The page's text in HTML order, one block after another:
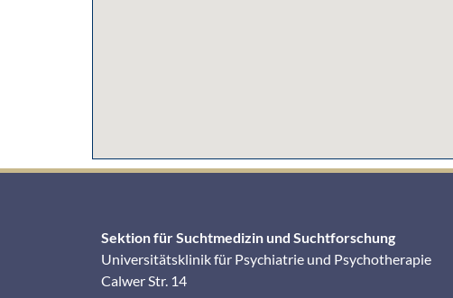
Sektion für Suchtmedizin und Suchtforschung
Universitätsklinik für Psychiatrie und Psychotherapie
Calwer Str. 14